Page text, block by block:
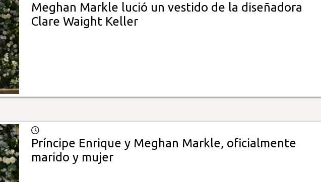
Meghan Markle lució un vestido de la diseñadora
Clare Waight Keller
Príncipe Enrique y Meghan Markle, oficialmente
marido y mujer